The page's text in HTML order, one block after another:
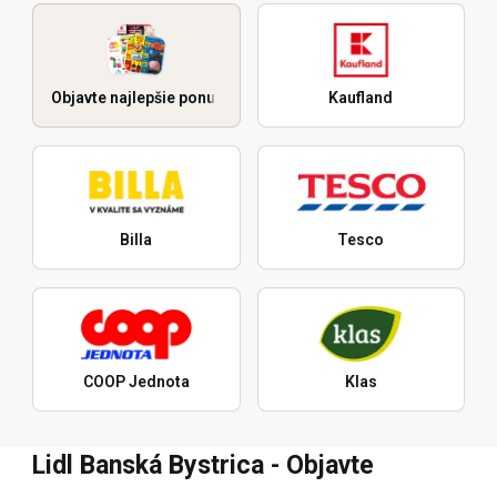
Objavte najlepšie ponuky Kaufland
Billa Tesco
COOP Jednota Klas
Lidl Banská Bystrica - Objavte